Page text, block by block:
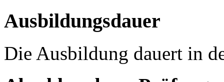
Ausbildungsdauer
Die Ausbildung dauert in